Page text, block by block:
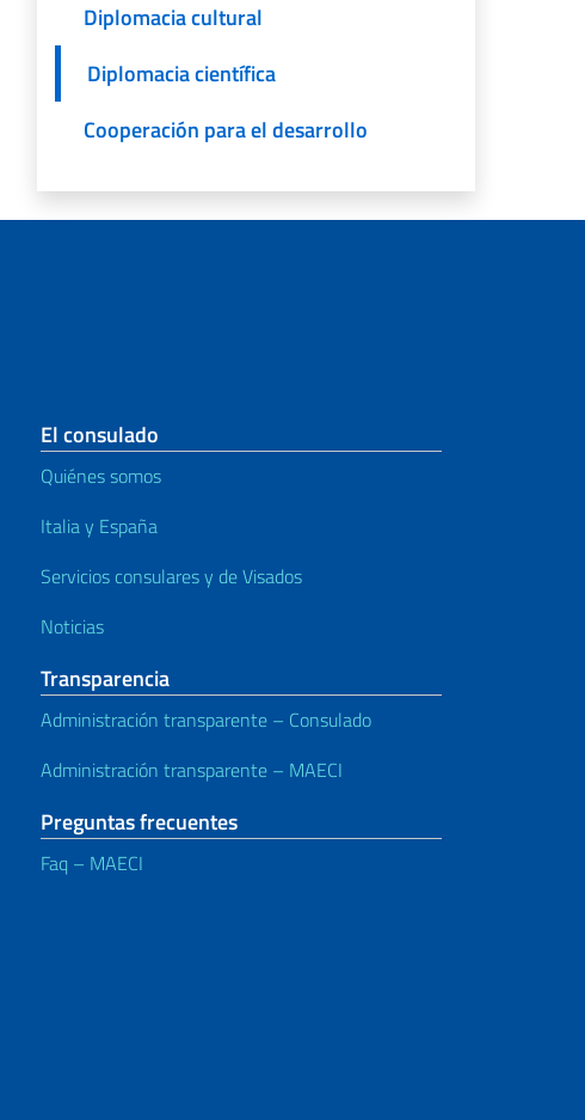
Diplomacia cultural
Diplomacia científica
Cooperación para el desarrollo
El consulado
Quiénes somos
Italia y España
Servicios consulares y de Visados
Noticias
Transparencia
Administración transparente – Consulado
Administración transparente – MAECI
Preguntas frecuentes
Faq – MAECI